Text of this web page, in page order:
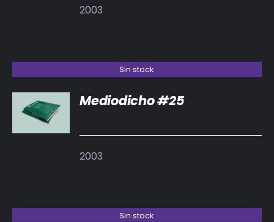
2003
Sin stock
DETALLES
Mediodicho #25
2003
Sin stock